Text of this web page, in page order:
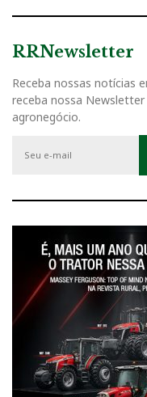
RRNewsletter
Receba nossas notícias
receba nossa
agronegócio.